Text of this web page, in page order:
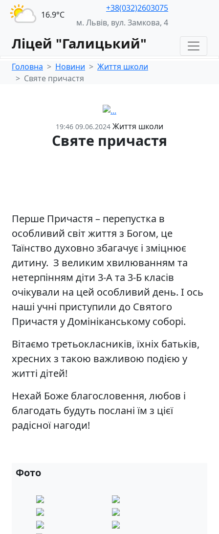
16.9°С
+38(032)2603075
м. Львів, вул. Замкова, 4
Ліцей "Галицький"
Головна Новини
Життя школи
Святе причастя
19:46 09.06.2024 Життя школи
Святе причастя
Перше Причастя – перепустка в
особливий світ життя з Богом, це
Таїнство духовно збагачує і зміцнює
дитину. З великим хвилюванням та
нетерпінням діти 3-А та 3-Б класів
очікували на цей особливий день. І ось
наші учні приступили до Святого
Причастя у Домініканському соборі.
Вітаємо третьокласників, їхніх батьків,
хресних з такою важливою подією у
житті дітей!
Нехай Боже благословення, любов і
благодать будуть послані їм з цієї
радісної нагоди!
Фото